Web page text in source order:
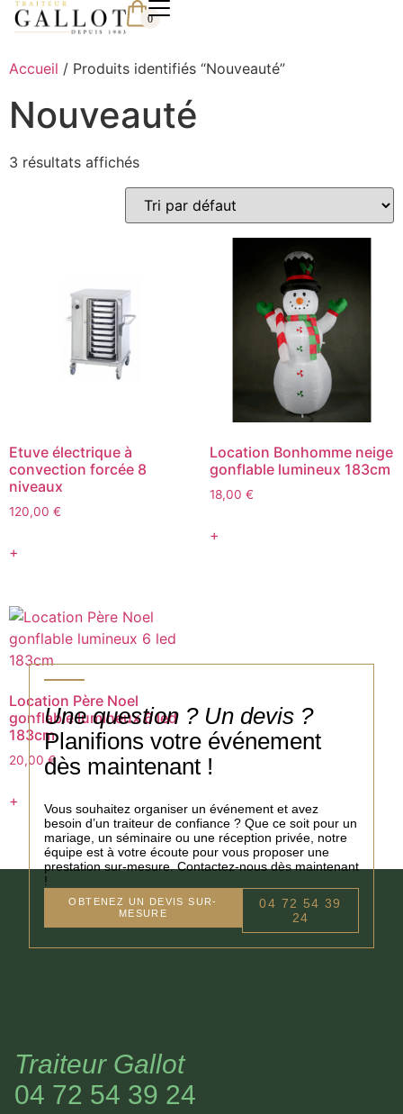
0
Accueil / Produits identifiés “Nouveauté”
Nouveauté
3 résultats affichés
Etuve électrique à
convection forcée 8
niveaux
120,00 €
+
Location Bonhomme neige
gonflable lumineux 183cm
18,00 €
+
Location Père Noel
gonflable lumineux 6 led
183cm
20,00€
+
Une question ? Un devis ?
Planifions votre événement
dès maintenant !
Vous souhaitez organiser un événement et avez
besoin d’un traiteur de confiance ? Que ce soit pour un
mariage, un séminaire ou une réception privée, notre
équipe est à votre écoute pour vous proposer une
prestation sur-mesure. Contactez-nous dès maintenant
!
OBTENEZ UN DEVIS SUR-
MESURE
04 72 54 39
24
Traiteur Gallot
04 72 54 39 24